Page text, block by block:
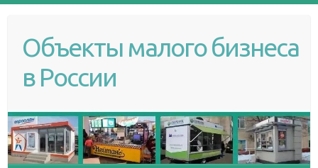
Объекты малого бизнеса
в России